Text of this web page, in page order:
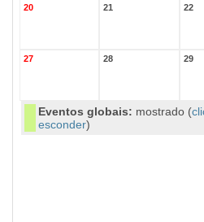
20 21 22
27 28 29
Eventos globais: mostrado (
esconder)